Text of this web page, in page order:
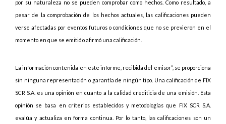
por su naturaleza no se pueden comprobar como hechos. Como resultado, a
pesar de la comprobación de los hechos actuales, las calificaciones pueden
verse afectadas por eventos futuros o condiciones que no se previeron en el
momento en que se emitió o afirmó una calificación.
La información contenida en este informe, recibida del emisor”, se proporciona
sin ninguna representación o garantía de ningún tipo. Una calificación de FIX
SCR S.A. es una opinión en cuanto a la calidad crediticia de una emisión. Esta
opinión se basa en criterios establecidos y metodologías que FIX SCR S.A.
evalúa y actualiza en forma continua. Por lo tanto, las calificaciones son un